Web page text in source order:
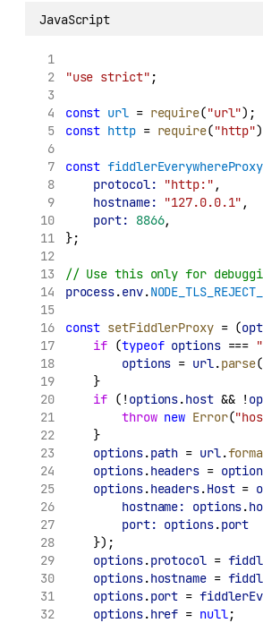
JavaScript
"use strict" ;
const url = require("url");
const http = require("http"
const fiddlerEverywhereProxy
protocol:
"http:" ,
hostname:
"127.0.0.1" ,
port:
8866,
};
// Use this only for
process.env.
const setFiddlerProxy = (
if (typeof options ===
options = url.parse(
    }
if (!options.host && !
throw new Error(
    }
options.path = url.
options.headers =
options.headers.Host =
hostname:
options.
port: options.port
    });
options.protocol =
options.hostname =
options.port =
options.href = null;